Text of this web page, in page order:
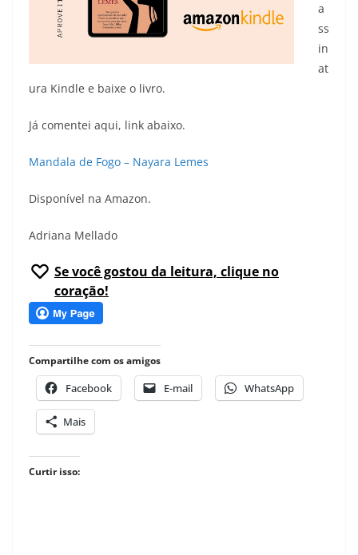
a
ss
in
at
ura Kindle e baixe o livro.
Já comentei aqui, link abaixo.
Mandala de Fogo – Nayara Lemes
Disponível na Amazon.
Adriana Mellado
Se você gostou da leitura, clique no
coração!
Compartilhe com os amigos
Facebook E-mail WhatsApp
Mais
Curtir isso: